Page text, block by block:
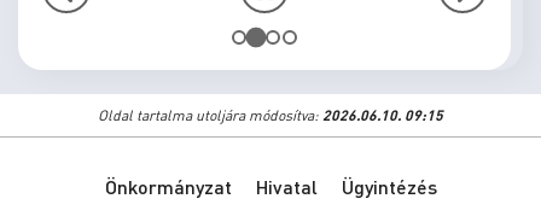
Oldal tartalma utoljára módosítva: 2026.06.10. 09:15
Önkormányzat Hivatal
Ügyintézés